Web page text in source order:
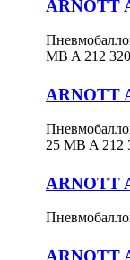
ARNOTT
MB A 212
ARNOTT
25 MB A 212
ARNOTT
ARNOTT